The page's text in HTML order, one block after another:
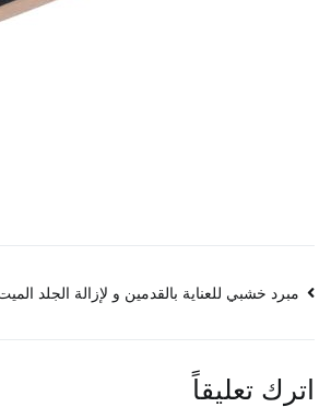
تصفّح
مبرد خشبي للعناية بالقدمين و لإزالة الجلد الميت
اترك تعليقاً